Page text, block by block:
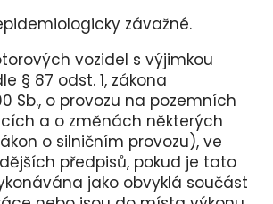
závažné.
vozidel s výjimkou
§ 87 odst. 1, zákona
Sb., o provozu na pozemních
a o změnách některých
o silničním provozu), ve
předpisů, pokud je tato
jako obvyklá součást